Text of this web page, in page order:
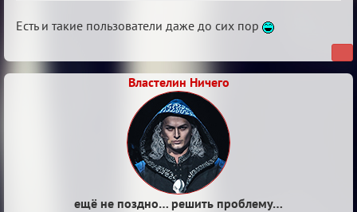
Re:
20ти
Есть и такие пользователи даже до сих пор
Властелин Ничего
ещё не поздно… решить проблему…